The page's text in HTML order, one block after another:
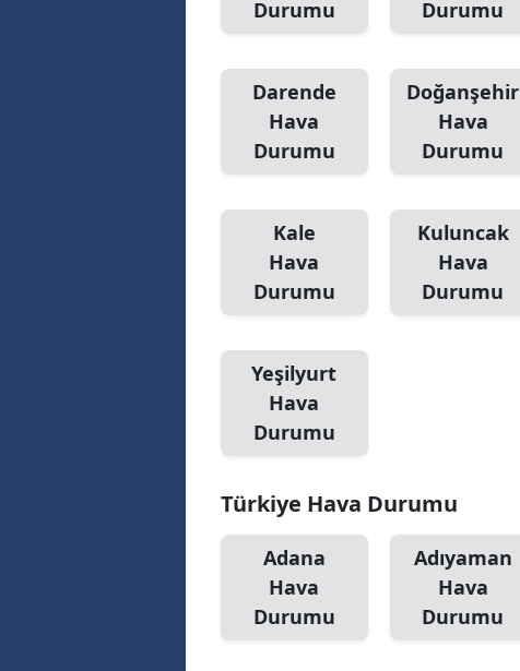
Durumu
Durumu
Darende
Hava
Durumu
Doğanşehir
Hava
Durumu
Kale
Hava
Durumu
Kuluncak
Hava
Durumu
Yeşilyurt
Hava
Durumu
Türkiye Hava Durumu
Adana
Hava
Durumu
Adıyaman
Hava
Durumu